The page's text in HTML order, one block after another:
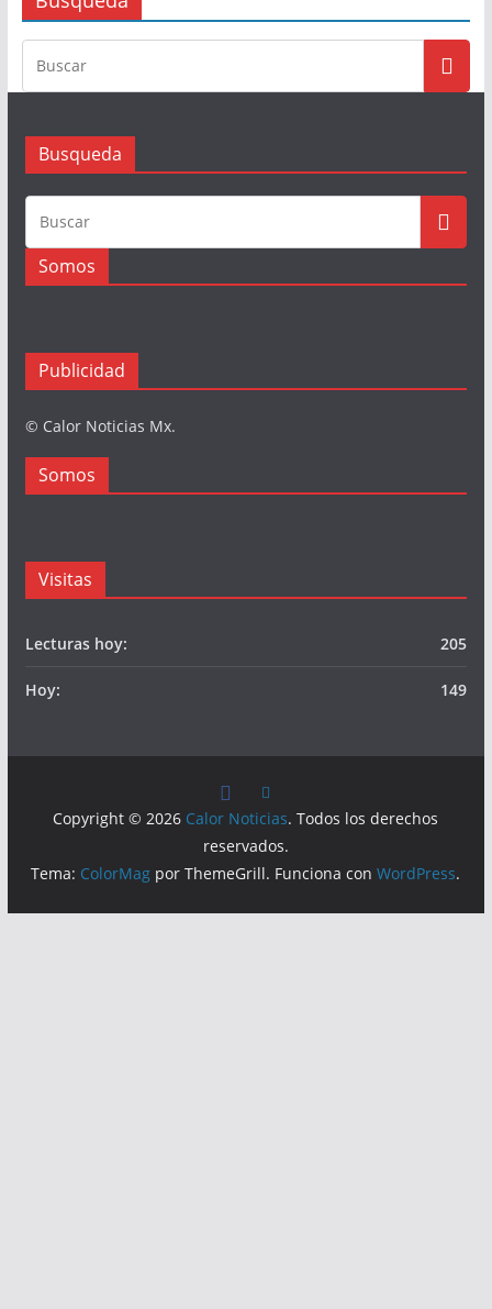
Busqueda
Somos
Publicidad
© Calor Noticias Mx.
Somos
Visitas
205
Lecturas hoy:
149
Hoy:
Copyright © 2026 Calor Noticias. Todos los derechos
reservados.
Tema: ColorMag por ThemeGrill. Funciona conWordPress.